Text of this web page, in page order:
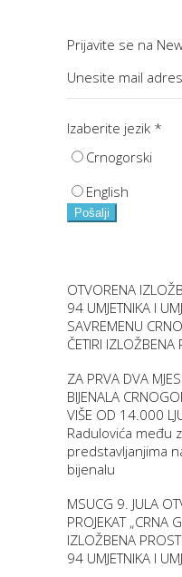
Prijavite se na
Izaberite jezik *
Crnogorski
English
Pošalji
OTVORENA
94 UMJETNIKA I
SAVREMENU
ČETIRI IZLOŽBENA
ZA PRVA DVA
BIJENALA
VIŠE OD 14.000
Radulovića među
predstavljanjima
bijenalu
MSUCG 9. JULA
PROJEKAT „CRNA
IZLOŽBENA
94 UMJETNIKA I